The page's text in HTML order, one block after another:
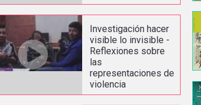
Investigación hacer
visible lo invisible -
Reflexiones sobre
las
representaciones de
violencia